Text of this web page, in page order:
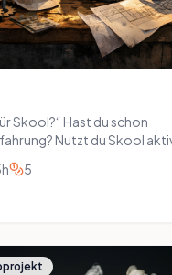
Hast du schon
Nutzt du Skool
Finde in 2 Minuten
Skool wirklich kennst – und
h 5